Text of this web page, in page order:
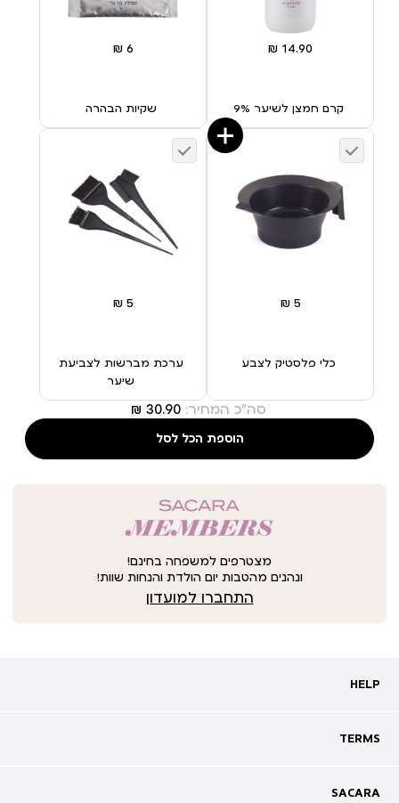
קרם חמצן לשיער 9% שקיות הבהרה
כלי פלסטיק לצבע
ערכת מברשות לצביעת
שיער
סה"כ המחיר: ‏30.90 ₪
הוספת הכל לסל
מצטרפים למשפחה בחינם!
ונהנים מהטבות יום הולדת והנחות שוות!
התחברו למועדון
HELP
HELP
שאלות ותשובות
TERMS
TERMS
מדיניות פרטיות
SACARA
SACARA